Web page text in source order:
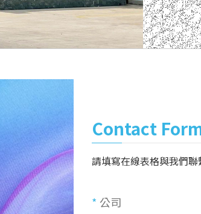
Contact
請填寫在線表格與我們聯
* 公司